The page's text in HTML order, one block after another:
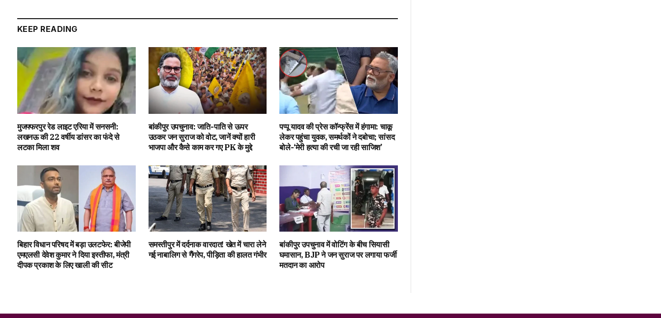
KEEP READING
मुजफ्फरपुर रेड लाइट एरिया में सनसनी:
लखनऊ की 22 वर्षीय डांसर का फंदे से
लटका मिला शव
बांकीपुर उपचुनाव: जाति-पाति से ऊपर
उठकर जन सुराज को वोट, जानें क्यों हारी
भाजपा और कैसे काम कर गए PK के मुद्दे
पप्पू यादव की प्रेस कॉन्फ्रेंस में हंगामा: चाकू
लेकर पहुंचा युवक, समर्थकों ने दबोचा; सांसद
बोले-‘मेरी हत्या की रची जा रही साजिश’
बिहार विधान परिषद में बड़ा उलटफेर: बीजेपी
एमएलसी देवेश कुमार ने दिया इस्तीफा, मंत्री
दीपक प्रकाश के लिए खाली की सीट
समस्तीपुर में दर्दनाक वारदात! खेत में चारा लेने
गई नाबालिग से गैंगरेप, पीड़िता की हालत गंभीर
बांकीपुर उपचुनाव में वोटिंग के बीच सियासी
घमासान, BJP ने जन सुराज पर लगाया फर्जी
मतदान का आरोप